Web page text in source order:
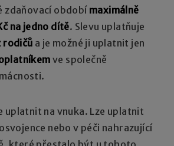
zdaňovací období maximálně
na jedno dítě. Slevu uplatňuje
rodičů a je možné ji uplatnit jen
ve společně
uplatnit na vnuka. Lze uplatnit
nebo v péči nahrazující